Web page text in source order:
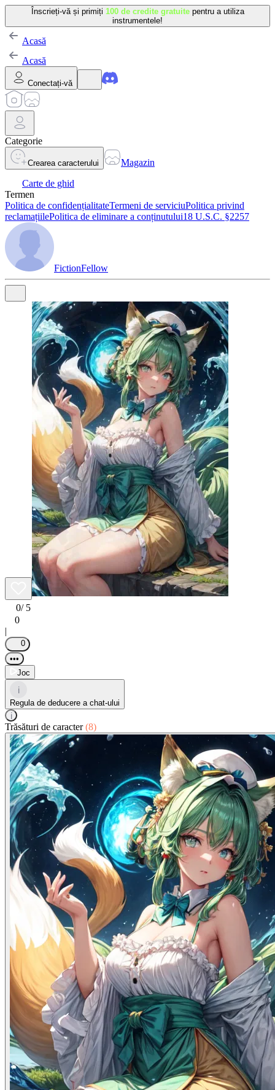
Înscrieți-vă și primiți 100 de credite gratuite pentru a utiliza
instrumentele!
Acasă
Acasă
Conectați-vă
Categorie
Crearea caracterului
Magazin
Carte de ghid
Termen
Politica de confidențialitateTermeni de serviciuPolitica privind
reclamațiilePolitica de eliminare a conținutului18 U.S.C. §2257
FictionFellow
0/ 5
0
|
0
•••
Joc
i
Regula de deducere a chat-ului
i
Trăsături de caracter(8)